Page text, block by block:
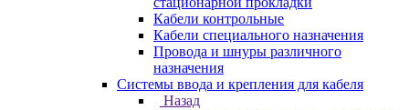
Кабели контрольные
Кабели специального назначения
Провода и шнуры различного
назначения
Системы ввода и крепления для кабеля
Назад